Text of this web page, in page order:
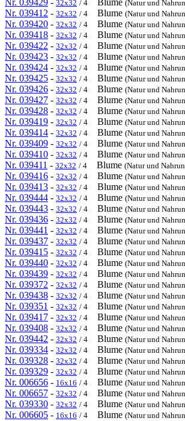
32x32 / 4 (Natur und
Nr. 039412 - 32x32 / 4 Blume (Natur und
Nr. 039420 - 32x32 / 4 Blume (Natur und
Nr. 039418 - 32x32 / 4 Blume (Natur und
Nr. 039422 - 32x32 / 4 Blume (Natur und
Nr. 039423 - 32x32 / 4 Blume (Natur und
Nr. 039424 - 32x32 / 4 Blume (Natur und
Nr. 039425 - 32x32 / 4 Blume (Natur und
Nr. 039426 - 32x32 / 4 Blume (Natur und
Nr. 039427 - 32x32 / 4 Blume (Natur und
Nr. 039428 - 32x32 / 4 Blume (Natur und
Nr. 039419 - 32x32 / 4 Blume (Natur und
Nr. 039414 - 32x32 / 4 Blume (Natur und
Nr. 039409 - 32x32 / 4 Blume (Natur und
Nr. 039410 - 32x32 / 4 Blume (Natur und
Nr. 039411 - 32x32 / 4 Blume (Natur und
Nr. 039416 - 32x32 / 4 Blume (Natur und
Nr. 039413 - 32x32 / 4 Blume (Natur und
Nr. 039444 - 32x32 / 4 Blume (Natur und
Nr. 039443 - 32x32 / 4 Blume (Natur und
Nr. 039436 - 32x32 / 4 Blume (Natur und
Nr. 039441 - 32x32 / 4 Blume (Natur und
Nr. 039437 - 32x32 / 4 Blume (Natur und
Nr. 039415 - 32x32 / 4 Blume (Natur und
Nr. 039440 - 32x32 / 4 Blume (Natur und
Nr. 039439 - 32x32 / 4 Blume (Natur und
Nr. 039372 - 32x32 / 4 Blume (Natur und
Nr. 039438 - 32x32 / 4 Blume (Natur und
Nr. 039351 - 32x32 / 4 Blume (Natur und
Nr. 039417 - 32x32 / 4 Blume (Natur und
Nr. 039408 - 32x32 / 4 Blume (Natur und
Nr. 039442 - 32x32 / 4 Blume (Natur und
Nr. 039334 - 32x32 / 4 Blume (Natur und
Nr. 039328 - 32x32 / 4 Blume (Natur und
Nr. 039329 - 32x32 / 4 Blume (Natur und
Nr. 006656 - 16x16 / 4 Blume (Natur und
Nr. 006657 - 32x32 / 4 Blume (Natur und
Nr. 039330 - 32x32 / 4 Blume (Natur und
Nr. 006605 - 16x16 / 4 Blume (Natur und